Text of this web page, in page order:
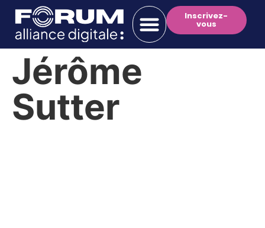
Inscrivez-
vous
Jérôme
Sutter